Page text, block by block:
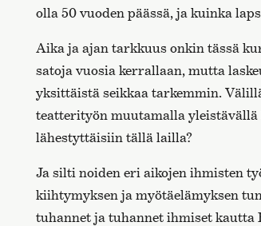
olla 50 vuoden päässä, ja kuinka
Aika ja ajan tarkkuus onkin tässä
satoja vuosia kerrallaan, mutta
yksittäistä seikkaa tarkemmin.
teatterityön muutamalla yleistävällä
lähestyttäisiin tällä lailla?
Ja silti noiden eri aikojen ihmisten
kiihtymyksen ja myötäelämyksen
tuhannet ja tuhannet ihmiset kautta